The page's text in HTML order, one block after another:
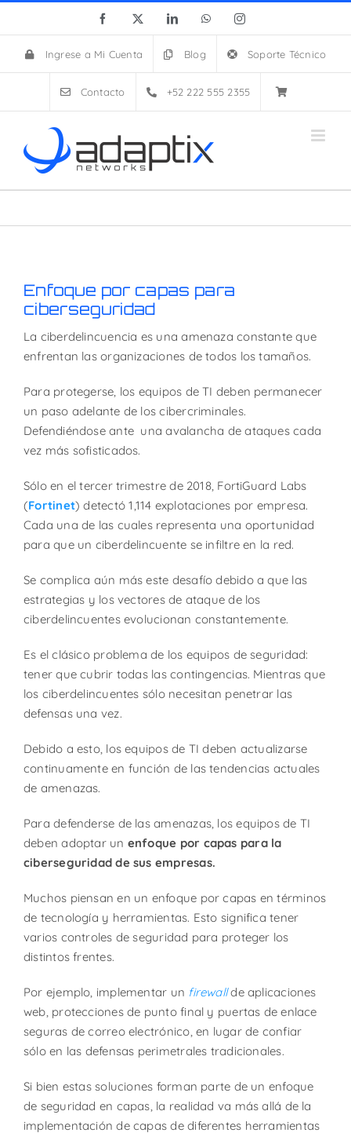
content
Facebook
X LinkedInWhatsAppInstagram
Ingrese a Mi Cuenta Blog Soporte Técnico
Contacto +52 222 555 2355
Enfoque por capas para
ciberseguridad
La ciberdelincuencia es una amenaza constante que
enfrentan las organizaciones de todos los tamaños.
Para protegerse, los equipos de TI deben permanecer
un paso adelante de los cibercriminales.
Defendiéndose ante una avalancha de ataques cada
vez más sofisticados.
Sólo en el tercer trimestre de 2018, FortiGuard Labs
(Fortinet) detectó 1,114 explotaciones por empresa.
Cada una de las cuales representa una oportunidad
para que un ciberdelincuente se infiltre en la red.
Se complica aún más este desafío debido a que las
estrategias y los vectores de ataque de los
ciberdelincuentes evolucionan constantemente.
Es el clásico problema de los equipos de seguridad:
tener que cubrir todas las contingencias. Mientras que
los ciberdelincuentes sólo necesitan penetrar las
defensas una vez.
Debido a esto, los equipos de TI deben actualizarse
continuamente en función de las tendencias actuales
de amenazas.
Para defenderse de las amenazas, los equipos de TI
deben adoptar un enfoque por capas para la
ciberseguridad de sus empresas.
Muchos piensan en un enfoque por capas en términos
de tecnología y herramientas. Esto significa tener
varios controles de seguridad para proteger los
distintos frentes.
Por ejemplo, implementar un firewallde aplicaciones
web, protecciones de punto final y puertas de enlace
seguras de correo electrónico, en lugar de confiar
sólo en las defensas perimetrales tradicionales.
Si bien estas soluciones forman parte de un enfoque
de seguridad en capas, la realidad va más allá de la
implementación de capas de diferentes herramientas